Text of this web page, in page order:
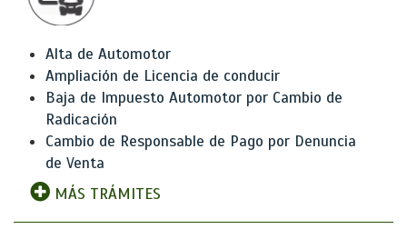
Alta de Automotor
Ampliación de Licencia de conducir
Baja de Impuesto Automotor por Cambio de
Radicación
Cambio de Responsable de Pago por Denuncia
de Venta
MÁS TRÁMITES